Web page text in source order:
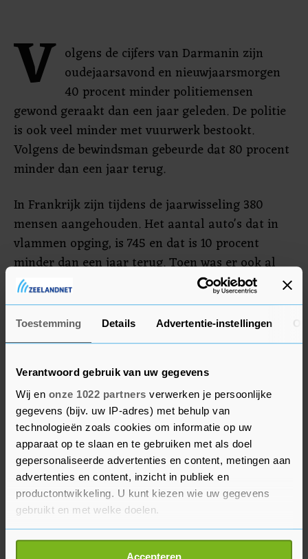
Toestemming Details Advertentie-instellingen
Verantwoord gebruik van uw gegevens
Wij en onze 1022 partners verwerken je persoonlijke
gegevens (bijv. uw IP-adres) met behulp van
technologieën zoals cookies om informatie op uw
apparaat op te slaan en te gebruiken met als doel
gepersonaliseerde advertenties en content, metingen aan
advertenties en content, inzicht in publiek en
productontwikkeling. U kunt kiezen wie uw gegevens
gebruikt en met welke doelen.
Als u het toestaat, willen we ook graag:
V olgens de cijfers van Darmanin zijn
oudejaarsavond en nieuwjaarsmorgen
40 procent minder politiemensen
gewond geraakt dan een jaar geleden. De politie
is ook veel minder met vuurwerk bestookt.
Volgens de bewindsman gebeurde dat 80 procent
minder dan een jaar terug.
In Frankrijk zijn tijdens de jaarwisseling 380
mensen aangehouden. Het aantal auto's dat in
vlammen opging, is 745 en dat is 10 procent
minder dan een jaar terug. Toen was er ook al
een daling van deze vernielingen van 20 procent
ten opzichte van het jaar ervoor, aldus de
minister.